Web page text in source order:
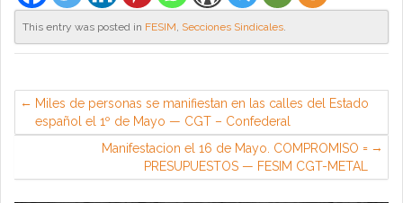
This entry was posted in FESIM, Secciones Sindicales.
Miles de personas se manifiestan en las calles del Estado
español el 1º de Mayo — CGT – Confederal
Manifestacion el 16 de Mayo. COMPROMISO =
PRESUPUESTOS — FESIM CGT-METAL